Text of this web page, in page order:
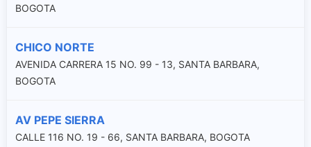
BOGOTA
CHICO NORTE
AVENIDA CARRERA 15 NO. 99 - 13, SANTA BARBARA,
BOGOTA
AV PEPE SIERRA
CALLE 116 NO. 19 - 66, SANTA BARBARA, BOGOTA